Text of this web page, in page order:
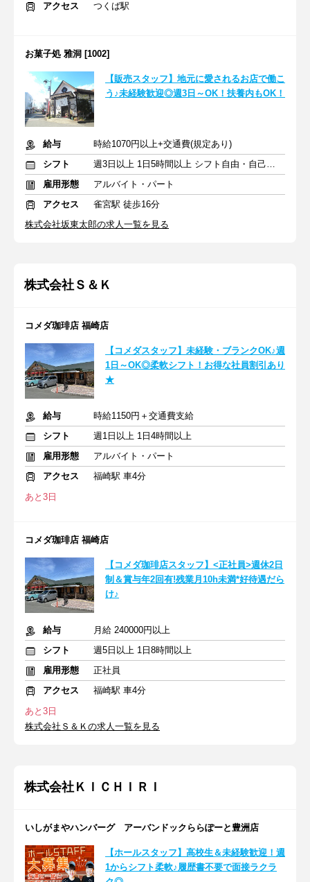
アクセス
つくば駅
お菓子処 雅洞 [1002]
【販売スタッフ】地元に愛されるお店で働こ
う♪未経験歓迎◎週3日～OK！扶養内もOK！
給与
時給1070円以上+交通費(規定あり)
シフト
週3日以上 1日5時間以上 シフト自由・自己申告
雇用形態
アルバイト・パート
アクセス
雀宮駅 徒歩16分
株式会社坂東太郎の求人一覧を見る
株式会社Ｓ＆Ｋ
コメダ珈琲店 福崎店
【コメダスタッフ】未経験・ブランクOK♪週
1日～OK◎柔軟シフト！お得な社員割引あり
★
給与
時給1150円＋交通費支給
シフト
週1日以上 1日4時間以上
雇用形態
アルバイト・パート
アクセス
福崎駅 車4分
あと3日
コメダ珈琲店 福崎店
【コメダ珈琲店スタッフ】<正社員>週休2日
制＆賞与年2回有!残業月10h未満*好待遇だら
け♪
給与
月給 240000円以上
シフト
週5日以上 1日8時間以上
雇用形態
正社員
アクセス
福崎駅 車4分
あと3日
株式会社Ｓ＆Ｋの求人一覧を見る
株式会社ＫＩＣＨＩＲＩ
いしがまやハンバーグ アーバンドックららぽーと豊洲店
【ホールスタッフ】高校生＆未経験歓迎！週
1からシフト柔軟♪履歴書不要で面接ラクラ